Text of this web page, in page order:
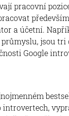
pracovní
a účetní.
průmyslu, jsou
Google